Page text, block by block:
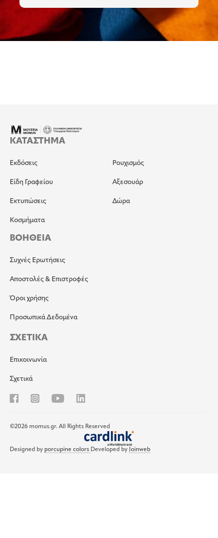
ΚΑΤΑΣΤΗΜΑ
Εκδόσεις
Είδη Γραφείου
Εκτυπώσεις
Κοσμήματα
Ρουχισμός
Αξεσουάρ
Δώρα
ΒΟΗΘΕΙΑ
Συχνές Ερωτήσεις
Αποστολές & Επιστροφές
Όροι χρήσης
Προσωπικά Δεδομένα
ΣΧΕΤΙΚΑ
Επικοινωνία
Σχετικά
©2026 momus.gr. All Rights Reserved
Designed by porcupine colors Developed by Joinweb